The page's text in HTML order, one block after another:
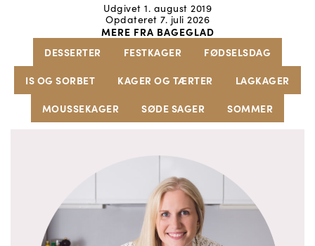
Udgivet 1. august 2019
Opdateret 7. juli 2026
MERE FRA BAGEGLAD
DESSERTER
FESTKAGER
FØDSELSDAG
IS OG SORBET
KAGER OG TÆRTER
LAGKAGER
MOUSSEKAGER
SØDE SAGER SOMMER